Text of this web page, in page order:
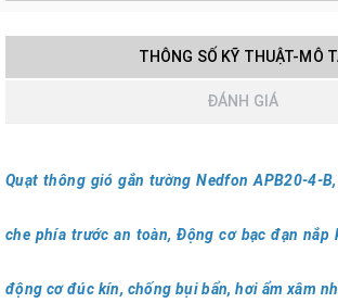
THÔNG SỐ KỸ THUẬT-MÔ
ĐÁNH GIÁ
Quạt thông gió gắn tường Nedfon APB20-4-
che phía trước an toàn, Động cơ bạc đạn nắp
động cơ đúc kín, chống bụi bẩn, hơi ẩm xâm